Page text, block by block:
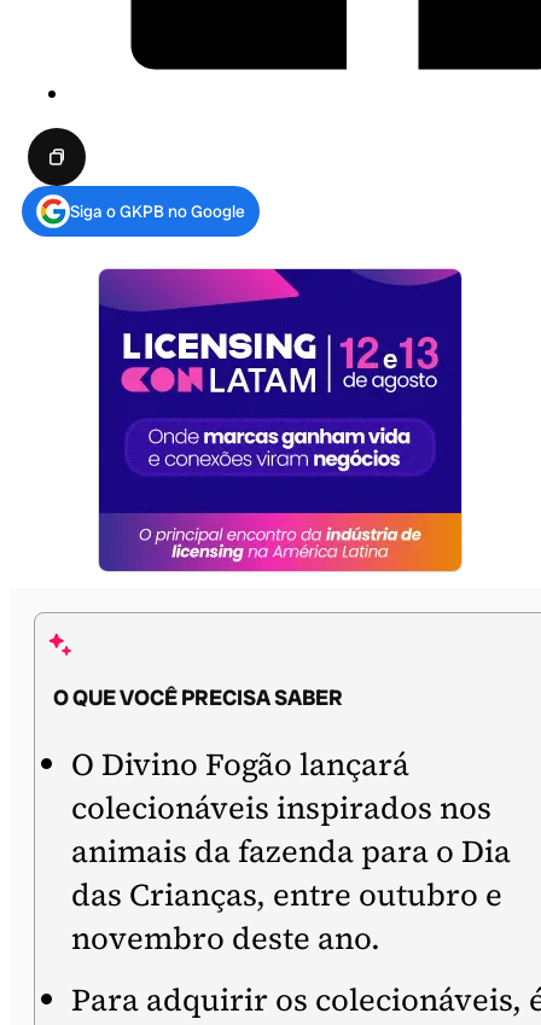
Siga o GKPB no Google
O QUE VOCÊ PRECISA SABER
O Divino Fogão lançará
colecionáveis inspirados nos
animais da fazenda para o Dia
das Crianças, entre outubro e
novembro deste ano.
Para adquirir os colecionáveis,